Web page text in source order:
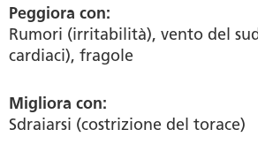
Peggiora con:
Rumori (irritabilità), vento del
cardiaci), fragole
Migliora con:
Sdraiarsi (costrizione del torace)